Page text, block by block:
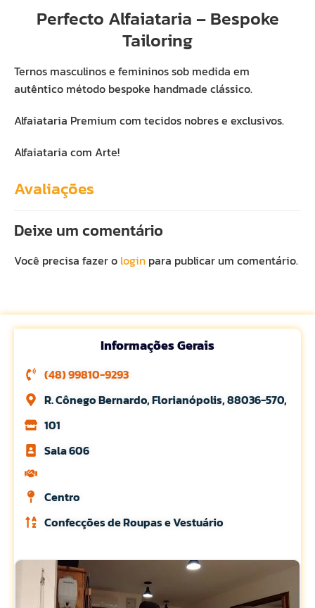
Perfecto Alfaiataria – Bespoke
Tailoring
Ternos masculinos e femininos sob medida em
autêntico método bespoke handmade clássico.
Alfaiataria Premium com tecidos nobres e exclusivos.
Alfaiataria com Arte!
Avaliações
Deixe um comentário
Você precisa fazer o login para publicar um comentário.
Informações Gerais
(48) 99810-9293
R. Cônego Bernardo, Florianópolis, 88036-570,
101
Sala 606
Centro
Confecções de Roupas e Vestuário